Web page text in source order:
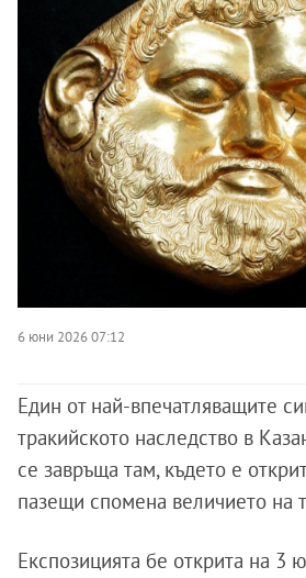
6 юни 2026 07:12
Един от най-впечатляващите
тракийското наследство в
се завръща там, където е
пазещи спомена величието на
Експозицията бе открита на 3